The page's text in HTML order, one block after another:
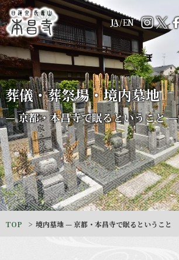
JA/EN
葬儀・葬祭場・境内墓地
— 京都・本昌寺で眠るということ —
TOP 境内墓地 — 京都・本昌寺で眠るということ